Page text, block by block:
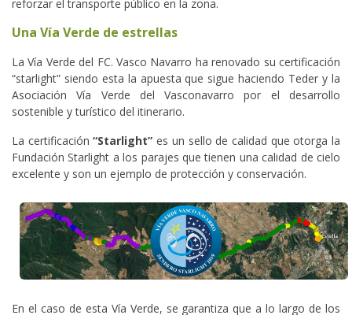
reforzar el transporte público en la zona.
Una Vía Verde de estrellas
La Vía Verde del FC. Vasco Navarro ha renovado su certificación
“starlight” siendo esta la apuesta que sigue haciendo Teder y la
Asociación Vía Verde del Vasconavarro por el desarrollo
sostenible y turístico del itinerario.
La certificación“Starlight” es un sello de calidad que otorga la
Fundación Starlight a los parajes que tienen una calidad de cielo
excelente y son un ejemplo de protección y conservación.
En el caso de esta Vía Verde, se garantiza que a lo largo de los